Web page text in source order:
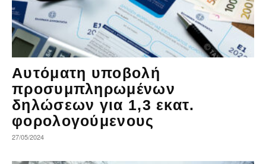
Αυτόματη υποβολή
προσυμπληρωμένων
δηλώσεων για 1,3 εκατ.
φορολογούμενους
27/05/2024